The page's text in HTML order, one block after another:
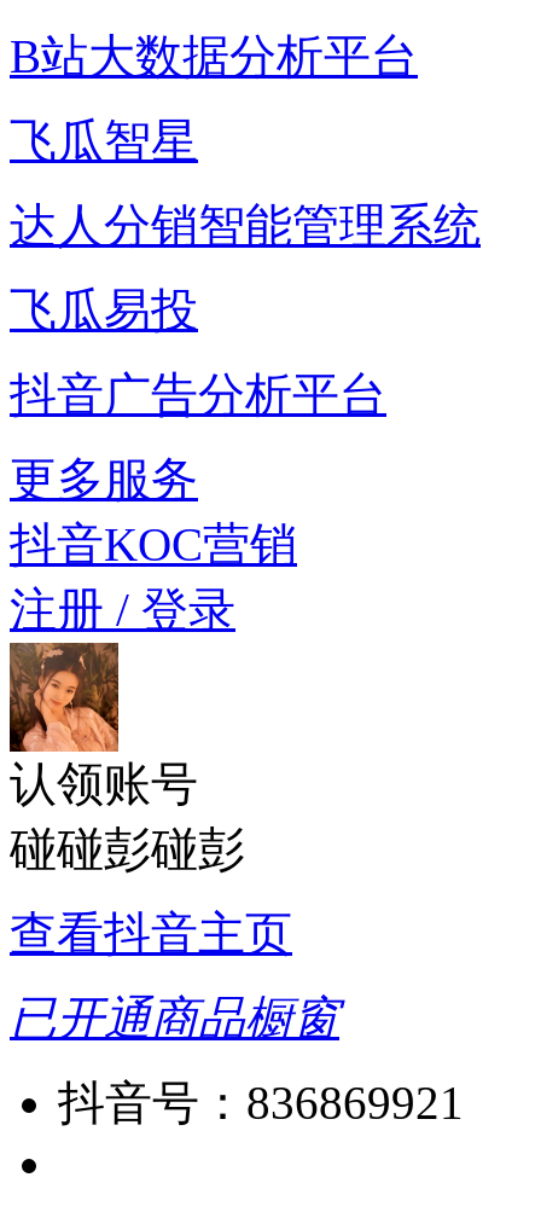
B站大数据分析平台
飞瓜智星
达人分销智能管理系统
飞瓜易投
抖音广告分析平台
更多服务
抖音KOC营销
注册 / 登录
认领账号
碰碰彭碰彭
查看抖音主页
已开通商品橱窗
抖音号： 836869921